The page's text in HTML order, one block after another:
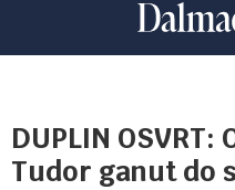
DUPLIN OSVRT:
Tudor ganut do